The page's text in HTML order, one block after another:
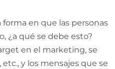
en que las personas
¿a qué se debe esto?
en el marketing, se
y los mensajes que se